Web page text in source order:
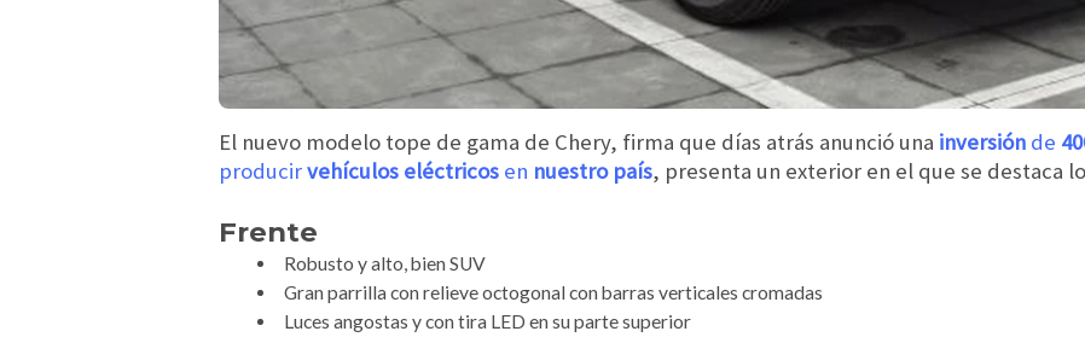
El nuevo modelo tope de gama de Chery, firma que días atrás anunció una inversión de
producirvehículos eléctricos en nuestro país, presenta un exterior en el que se destaca
Frente
Robusto y alto, bien SUV
Gran parrilla con relieve octogonal con barras verticales cromadas
Luces angostas y con tira LED en su parte superior